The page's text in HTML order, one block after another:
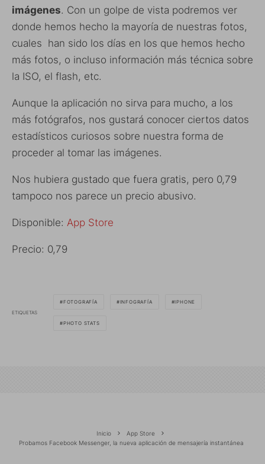
imágenes. Con un golpe de vista podremos ver
donde hemos hecho la mayoría de nuestras fotos,
cuales han sido los días en los que hemos hecho
más fotos, o incluso información más técnica sobre
la ISO, el flash, etc.
Aunque la aplicación no sirva para mucho, a los
más fotógrafos, nos gustará conocer ciertos datos
estadísticos curiosos sobre nuestra forma de
proceder al tomar las imágenes.
Nos hubiera gustado que fuera gratis, pero 0,79
tampoco nos parece un precio abusivo.
Disponible: App Store
Precio: 0,79
ETIQUETAS
FOTOGRAFÍA INFOGRAFÍA IPHONE
PHOTO STATS
Inicio
App Store
Probamos Facebook Messenger, la nueva aplicación de mensajería instantánea